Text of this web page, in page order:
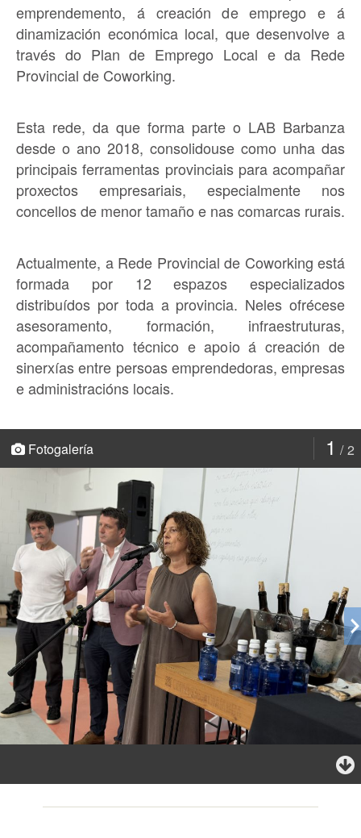
emprendemento, á creación de emprego e á
dinamización económica local, que desenvolve a
través do Plan de Emprego Local e da Rede
Provincial de Coworking.
Esta rede, da que forma parte o LAB Barbanza
desde o ano 2018, consolidouse como unha das
principais ferramentas provinciais para acompañar
proxectos empresariais, especialmente nos
concellos de menor tamaño e nas comarcas rurais.
Actualmente, a Rede Provincial de Coworking está
formada por 12 espazos especializados
distribuídos por toda a provincia. Neles ofrécese
asesoramento, formación, infraestruturas,
acompañamento técnico e apoio á creación de
sinerxías entre persoas emprendedoras, empresas
e administracións locais.
1 2
Fotogalería